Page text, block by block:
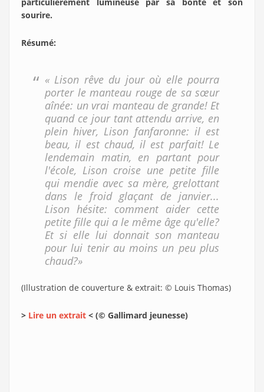
sourire.
Résumé:
« Lison rêve du jour où elle pourra
porter le manteau rouge de sa sœur
aînée: un vrai manteau de grande! Et
quand ce jour tant attendu arrive, en
plein hiver, Lison fanfaronne: il est
beau, il est chaud, il est parfait! Le
lendemain matin, en partant pour
l'école, Lison croise une petite fille
qui mendie avec sa mère, grelottant
dans le froid glaçant de janvier...
Lison hésite: comment aider cette
petite fille qui a le même âge qu'elle?
Et si elle lui donnait son manteau
pour lui tenir au moins un peu plus
chaud?»
(Illustration de couverture & extrait: © Louis Thomas)
> Lire un extrait < (© Gallimard jeunesse)